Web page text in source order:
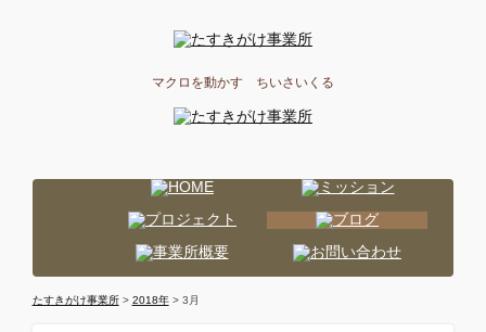
マクロを動かす ちいさいくる
たすきがけ事業所> 2018年> 3月